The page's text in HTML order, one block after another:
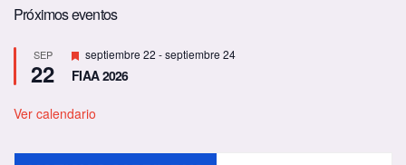
Próximos eventos
SEP
22
D
e
s
a
d
septiembre 22 -septiembre 24
FIAA 2026
Ver calendario